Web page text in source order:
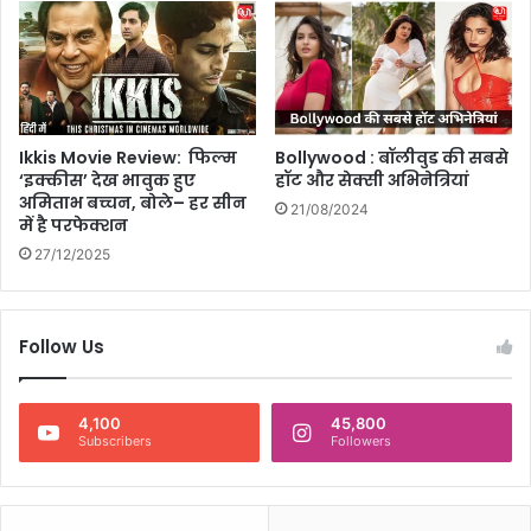
कें
द्री
य
मं
त्री
मे
त
ये
ना
हैं
मि
Ikkis Movie Review: फिल्म
‘इक्कीस’ देख भावुक हुए
अमिताभ बच्चन, बोले– हर सीन
में है परफेक्शन
27/12/2025
Bollywood : बॉलीवुड की सबसे
हॉट और सेक्सी अभिनेत्रियां
21/08/2024
Follow Us
4,100
Subscribers
45,800
Followers